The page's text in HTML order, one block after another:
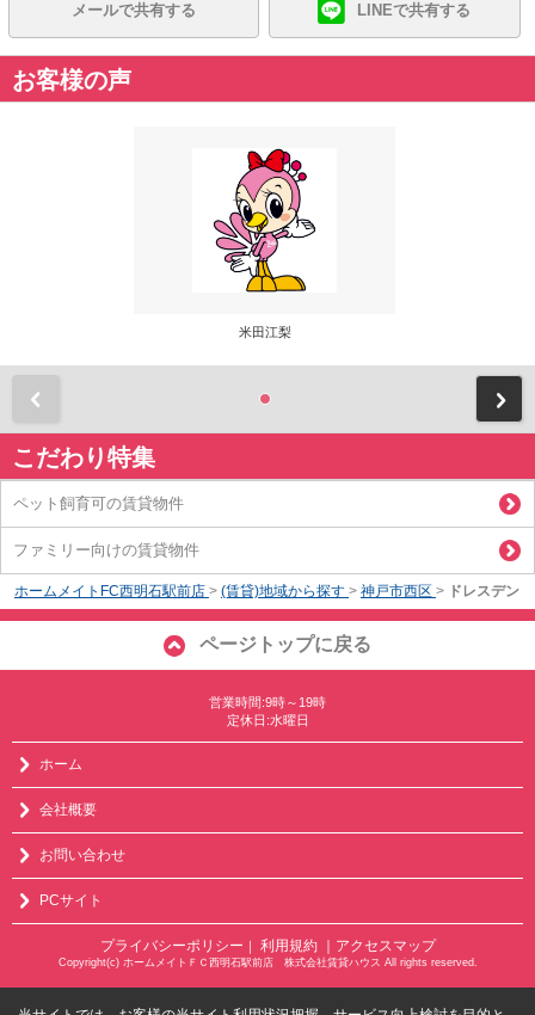
メールで共有する LINEで共有する
お客様の声
米田江梨
こだわり特集
ペット飼育可の賃貸物件
ファミリー向けの賃貸物件
ホームメイトFC西明石駅前店 > (賃貸)地域から探す > 神戸市西区 > ドレスデン
ページトップに戻る
営業時間:9時～19時
定休日:水曜日
ホーム
会社概要
お問い合わせ
PCサイト
プライバシーポリシー 利用規約 ｜アクセスマップ
Copyright(c) ホームメイトＦＣ西明石駅前店 株式会社賃貸ハウス All rights reserved.